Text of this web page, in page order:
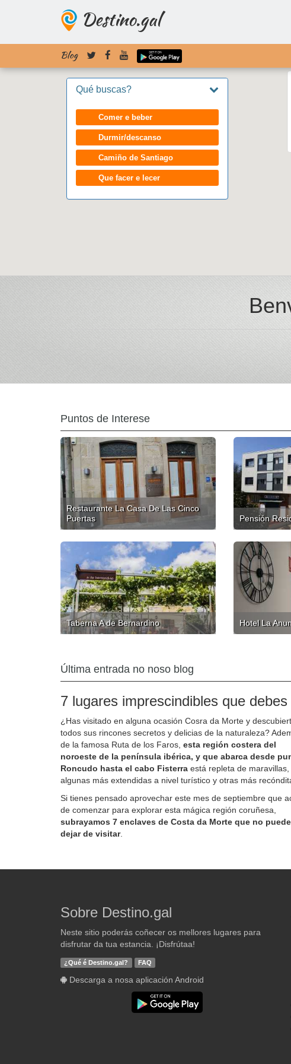
Destino.gal
Blog
Qué buscas?
Comer e beber
Durmir/descanso
Camiño de Santiago
Que facer e lecer
Puntos de Interese
Restaurante La Casa De Las Cinco
Puertas
Pensión
Taberna A de Bernardino Hotel La
Última entrada no noso blog
7 lugares imprescindibles que
¿Has visitado en alguna ocasión Cosra da Morte y
todos sus rincones secretos y delicias de la naturaleza?
de la famosa Ruta de los Faros, esta región costera del
noroeste de la península ibérica, y que abarca desde
Roncudo hasta el cabo Fisterra está repleta de maravillas,
algunas más extendidas a nivel turístico y otras más
Si tienes pensado aprovechar este mes de septiembre que
de comenzar para explorar esta mágica región coruñesa,
subrayamos 7 enclaves de Costa da Morte que no
dejar de visitar.
Sobre Destino.gal
Neste sitio poderás coñecer os mellores lugares para
disfrutar da tua estancia. ¡Disfrútaa!
¿Qué é Destino.gal? FAQ
Descarga a nosa aplicación Android